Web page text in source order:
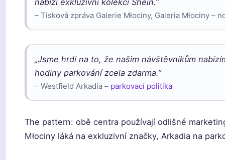
nabízí exkluzivní kolekci Shein.”
– Tisková zpráva Galerie Młociny, Galeria Młociny –
„Jsme hrdí na to, že našim návštěvníkům
hodiny parkování zcela zdarma.”
– Westfield Arkadia – parkovací politika
The pattern: obě centra používají odlišné
Młociny láká na exkluzivní značky, Arkadia na